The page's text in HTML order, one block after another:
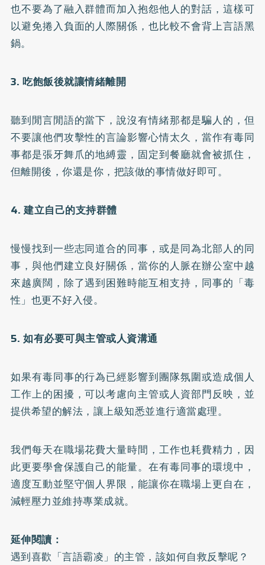
也不要為了融入群體而加入抱怨他人的對話，這樣可
以避免捲入負面的人際關係，也比較不會背上言語黑
鍋。
3. 吃飽飯後就讓情緒離開
聽到閒言閒語的當下，說沒有情緒那都是騙人的，但
不要讓他們攻擊性的言論影響心情太久，當作有毒同
事都是張牙舞爪的地縛靈，固定到餐廳就會被抓住，
但離開後，你還是你，把該做的事情做好即可。
4. 建立自己的支持群體
慢慢找到一些志同道合的同事，或是同為北部人的同
事，與他們建立良好關係，當你的人脈在辦公室中越
來越廣闊，除了遇到困難時能互相支持，同事的「毒
性」也更不好入侵。
5. 如有必要可與主管或人資溝通
如果有毒同事的行為已經影響到團隊氛圍或造成個人
工作上的困擾，可以考慮向主管或人資部門反映，並
提供希望的解法，讓上級知悉並進行適當處理。
我們每天在職場花費大量時間，工作也耗費精力，因
此更要學會保護自己的能量。在有毒同事的環境中，
適度互動並堅守個人界限，能讓你在職場上更自在，
減輕壓力並維持專業成就。
延伸閱讀：
遇到喜歡「言語霸凌」的主管，該如何自救反擊呢？